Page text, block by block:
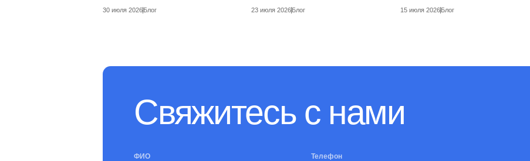
30 июля 2026 Блог 23 июля 2026 Блог 15 июля 2026 Блог
Свяжитесь с нами
ФИО Телефон